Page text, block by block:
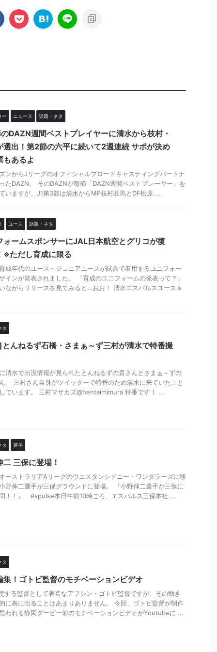
ー ニュース 話題・ネタ
DAZN週間ベストプレイヤーに清水から枝村・
選出！第2節の六平に続いて2週連続 サポが決め
もあるよ
ンからJリーグのオフィシャルブロードキャスティングパートナ
たDAZN。 そのDAZNが毎節「DAZN週間ベストプレーヤー」を
いますが、J1第3節は清水からMF枝村匠馬とDF松原 ...
ユース 話題・ネタ
ォームスポンサーにJAL日本航空とグリコが復
※ただし育成に限る
成年代のユース・ジュニアユースが試合で着用するユニフォー
インが発表されました。 「育成のユニフォームの発表って？」
ながらリリースを見てみると…おお！ 清水エスパルスユース＆
タ
んねるず石橋・さまぁ～ず三村が清水で特番撮
清水で出没情報が見られたとんねるずの貴さんとさまぁ～ずの
。 三村さん自身がツイッターで特番のため清水に来ていたこと
ています。 三村マサカズ@hentaimimura 特番です！ ...
タ 選手
二 三保に登場！
ーストラリアAリーグのウエスタンシドニー・ワンダラーズに移
野伸二選手が三保グラウンドに登場。 『小野伸二選手が三保に
！！』 #spulse本日午前10時ごろ、エスパルス三保本社 ...
タ
集！ゴトビ監督のモチベーションビデオ
する監督として著名なアフシン・ゴトビ監督ですが、その動き
に表に出ることはあまりありません。 今回、ゴトビ監督が制作
われる静岡ダービー前のモチベーションビデオがYoutubeに ...